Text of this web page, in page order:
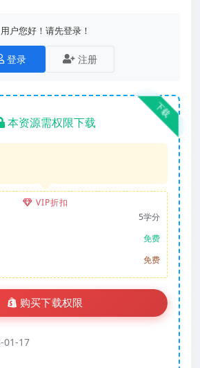
用户您好！请先登录！
登录 注册
下载
本资源需权限下载
VIP折扣
5学分
免费
免费
购买下载权限
01-17